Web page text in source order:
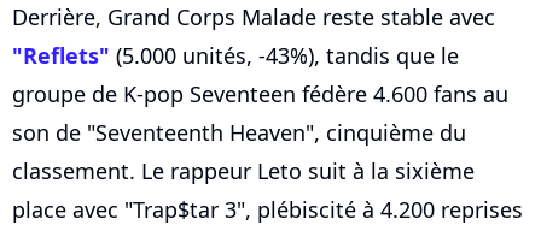
Derrière, Grand Corps Malade reste stable avec
"Reflets" (5.000 unités, -43%), tandis que le
groupe de K-pop Seventeen fédère 4.600 fans au
son de "Seventeenth Heaven", cinquième du
classement. Le rappeur Leto suit à la sixième
place avec "Trap$tar 3", plébiscité à 4.200 reprises